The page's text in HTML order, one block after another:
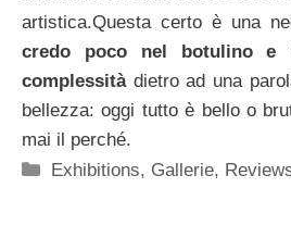
artistica.Questa certo è una
credo poco nel botulino e
complessitàdietro ad una
bellezza: oggi tutto è bello o
mai il perché.
Categorie
Exhibitions, Gallerie,